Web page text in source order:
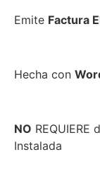
Emite Factura
Hecha con
NO REQUIERE
Instalada